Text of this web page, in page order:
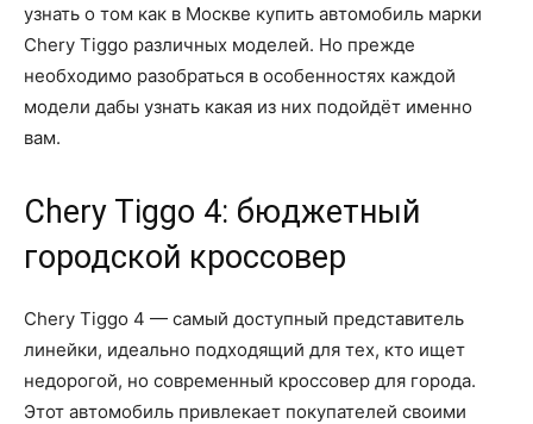
узнать о том как в Москве купить автомобиль марки
Chery Tiggo различных моделей. Но прежде
необходимо разобраться в особенностях каждой
модели дабы узнать какая из них подойдёт именно
вам.
Chery Tiggo 4: бюджетный
городской кроссовер
Chery Tiggo 4 — самый доступный представитель
линейки, идеально подходящий для тех, кто ищет
недорогой, но современный кроссовер для города.
Этот автомобиль привлекает покупателей своими